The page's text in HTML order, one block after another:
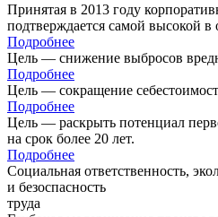
Принятая в 2013 году
подтверждается самой высокой
Подробнее
Цель — снижение выбросов
Подробнее
Цель — сокращение
Подробнее
Цель — раскрыть потенциал
на срок более 20 лет.
Подробнее
Социальная ответственность,
и безоспасность
труда